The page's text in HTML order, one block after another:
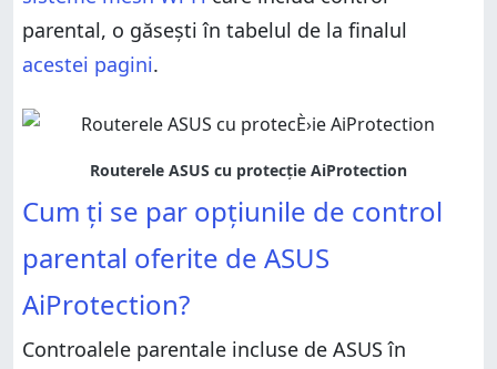
parental, o găsești în tabelul de la finalul
acestei pagini.
Cum ți se par opțiunile de control
parental oferite de ASUS
AiProtection?
Controalele parentale incluse de ASUS în